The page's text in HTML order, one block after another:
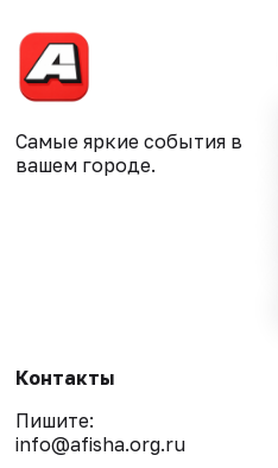
Самые яркие события в
вашем городе.
Контакты
Пишите:
info@afisha.org.ru